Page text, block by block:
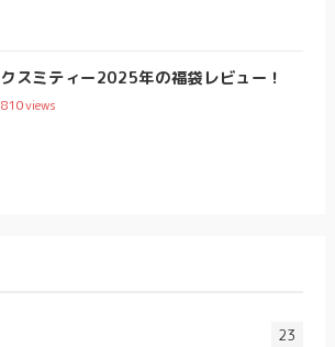
クスミティー2025年の福袋レビュー！
810views
23